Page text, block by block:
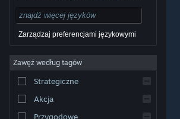
© Valve Corporation. Wszelkie prawa zastrzeżone.
właścicieli w Stanach Zjednoczonych i innych krajach.
dostępu
Umowa użytkownika Steam
pieniędzy |Ciasteczka
Zarządzaj preferencjami językowymi
Zawęź według tagów
Strategiczne
Akcja
Przygodowe